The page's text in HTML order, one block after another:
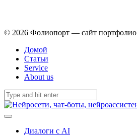
© 2026 Фолиопорт — сайт портфолио
Домой
Статьи
Service
About us
Диалоги с AI